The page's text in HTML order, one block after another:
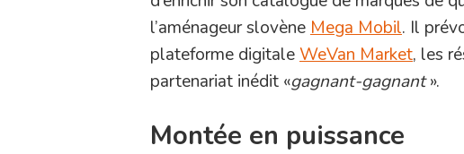
l’aménageur slovène Mega Mobil. Il
plateforme digitaleWeVan Market, les
partenariat inédit «gagnant-gagnant».
Montée en puissance